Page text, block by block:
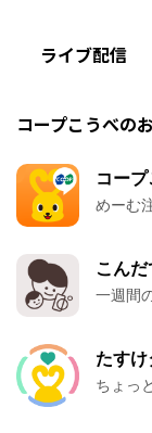
ライブ配信
コープこうべの
コー
めーむ
こん
一週間
たす
ちょっ